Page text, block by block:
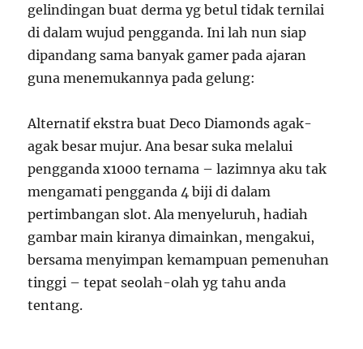
gelindingan buat derma yg betul tidak ternilai
di dalam wujud pengganda. Ini lah nun siap
dipandang sama banyak gamer pada ajaran
guna menemukannya pada gelung:
Alternatif ekstra buat Deco Diamonds agak-
agak besar mujur. Ana besar suka melalui
pengganda x1000 ternama – lazimnya aku tak
mengamati pengganda 4 biji di dalam
pertimbangan slot. Ala menyeluruh, hadiah
gambar main kiranya dimainkan, mengakui,
bersama menyimpan kemampuan pemenuhan
tinggi – tepat seolah-olah yg tahu anda
tentang.